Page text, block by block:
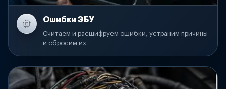
Ошибки ЭБУ
Считаем и расшифруем ошибки, устраним причины
и сбросим их.